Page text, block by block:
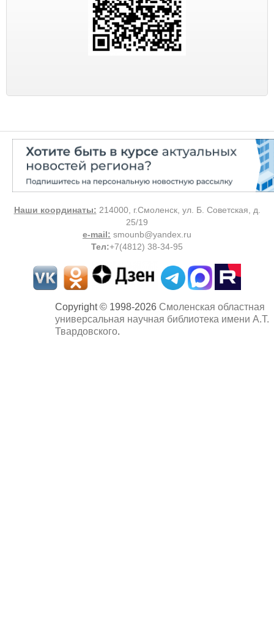
Наши координаты: 214000, г.Смоленск, ул. Б. Советская, д.
25/19
e-mail: smounb@yandex.ru
Тел:+7(4812) 38-34-95
Copyright © 1998-2026 Смоленская областная
универсальная научная библиотека имени А.Т.
Твардовского.